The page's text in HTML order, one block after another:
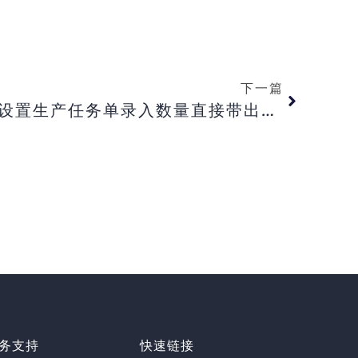
下一篇
【旗舰版】旗舰版如何设置生产任务单录入数量直接带出来完工超收比例？【专业版】专业版生产任务单序时簿如何实现一张单据只显示一行单据编号。【标准／ 迷你版】标准／ 迷你版常用摘要修改和添加如何操作？
支持 快速链接